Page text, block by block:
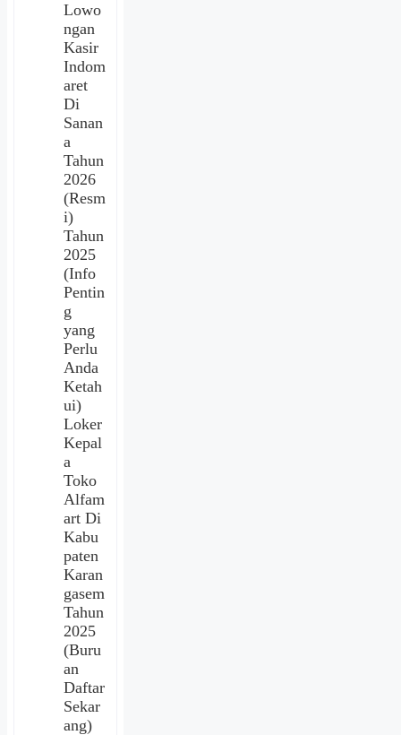
Lowo
ngan
Kasir
Indom
aret
Di
Sanan
a
Tahun
2026
(Resm
i)
Tahun
2025
(Info
Pentin
g
yang
Perlu
Anda
Ketah
ui)
Loker
Kepal
a
Toko
Alfam
art Di
Kabu
paten
Karan
gasem
Tahun
2025
(Buru
an
Daftar
Sekar
ang)